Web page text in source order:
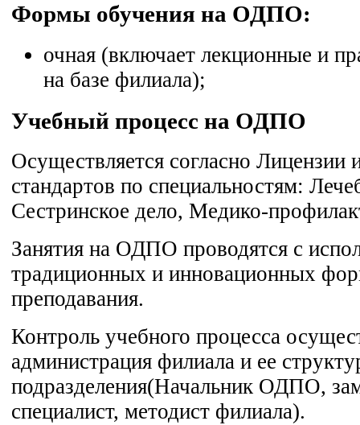
Формы обучения на ОДПО:
очная (включает лекционные и
на базе филиала);
Учебный процесс на ОДПО
Осуществляется согласно Лицензии
стандартов по специальностям:
Сестринское дело, Медико-
Занятия на ОДПО проводятся с
традиционных и инновационных
преподавания.
Контроль учебного процесса
администрация филиала и ее
подразделения(Начальник ОДПО,
специалист, методист филиала).